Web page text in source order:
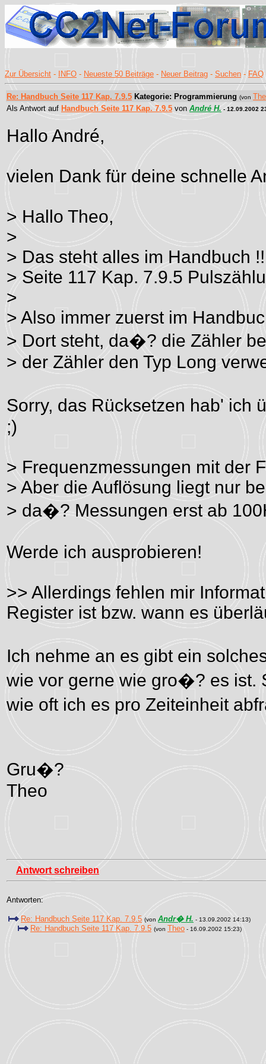
Zur Übersicht - INFO - Neueste 50 Beiträge - Neuer Beitrag - Suchen - FAQ
Re: Handbuch Seite 117 Kap. 7.9.5 Kategorie: Programmierung (von
Als Antwort auf Handbuch Seite 117 Kap. 7.9.5 von André H. - 12.09.2002
Hallo André,
vielen Dank für deine schnelle
> Hallo Theo,
>
> Das steht alles im Handbuch !!
> Seite 117 Kap. 7.9.5
>
> Also immer zuerst im
> Dort steht, da�? die Zähler
> der Zähler den Typ Long
Sorry, das Rücksetzen hab' ich
;)
> Frequenzmessungen mit der
> Aber die Auflösung liegt nur
> da�? Messungen erst ab
Werde ich ausprobieren!
>> Allerdings fehlen mir
Register ist bzw. wann es
Ich nehme an es gibt ein
wie vor gerne wie gro�? es ist.
wie oft ich es pro Zeiteinheit
Gru�?
Theo
Antwort schreiben
Antworten:
Re: Handbuch Seite 117 Kap. 7.9.5 (von Andr� H. - 13.09.2002 14:13)
Re: Handbuch Seite 117 Kap. 7.9.5 (von Theo - 16.09.2002 15:23)